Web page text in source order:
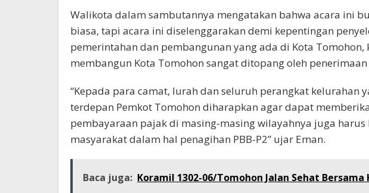
Walikota dalam sambutannya mengatakan bahwa acara ini
biasa, tapi acara ini diselenggarakan demi kepentingan
pemerintahan dan pembangunan yang ada di Kota
membangun Kota Tomohon sangat ditopang oleh
“Kepada para camat, lurah dan seluruh perangkat kelurahan
terdepan Pemkot Tomohon diharapkan agar dapat
pembayaraan pajak di masing-masing wilayahnya juga
masyarakat dalam hal penagihan PBB-P2” ujar Eman.
Baca juga: Koramil 1302-06/Tomohon Jalan Sehat